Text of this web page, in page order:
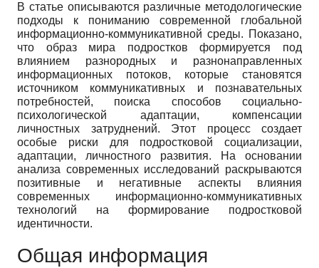
В статье описываются различные методологические
подходы к пониманию современной глобальной
информационно-коммуникативной среды. Показано,
что образ мира подростков формируется под
влиянием разнородных и разнонаправленных
информационных потоков, которые становятся
источником коммуникативных и познавательных
потребностей, поиска способов социально-
психологической адаптации, компенсации
личностных затруднений. Этот процесс создает
особые риски для подростковой социализации,
адаптации, личностного развития. На основании
анализа современных исследований раскрываются
позитивные и негативные аспекты влияния
современных информационно-коммуникативных
технологий на формирование подростковой
идентичности.
Общая информация